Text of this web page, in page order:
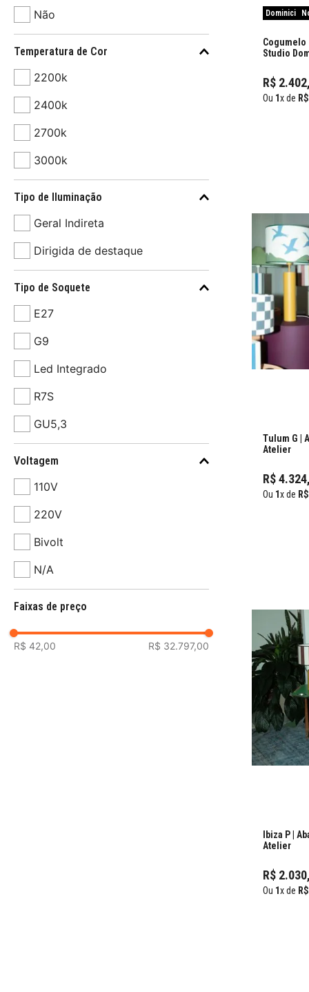
Vivi Rosa
Ana Neute
Não
Temperatura de Cor
2200k
2400k
2700k
3000k
Tipo de Iluminação
Geral Indireta
Dirigida de destaque
Tipo de Soquete
E27
G9
Led Integrado
R7S
GU5,3
Voltagem
110V
220V
Bivolt
N/A
Faixas de preço
R$ 42,00 R$ 32.797,00
Dominici
Studio
R$ 2.402
Ou 1x de R$
Tulum G |
Atelier
R$4.324
Ou 1x de R$
Ibiza P |
Atelier
R$ 2.030
Ou 1x de R$